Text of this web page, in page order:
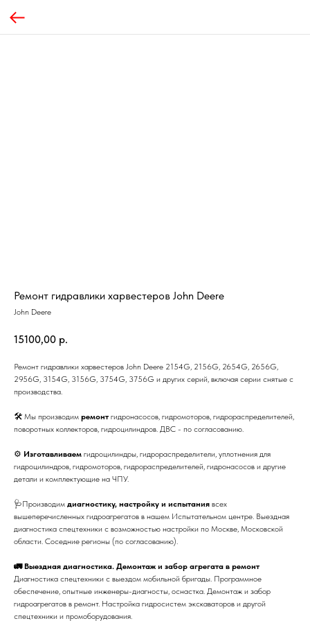
Ремонт гидравлики харвестеров John Deere
John Deere
15100,00 р.
Ремонт гидравлики харвестеров John Deere 2154G, 2156G, 2654G, 2656G,
2956G, 3154G, 3156G, 3754G, 3756G и других серий, включая серии снятые с
производства.
🛠 Мы производим ремонт гидронасосов, гидромоторов, гидрораспределителей,
поворотных коллекторов, гидроцилиндров. ДВС - по согласованию.
⚙ Изготавливаем гидроцилиндры, гидрораспределители, уплотнения для
гидроцилиндров, гидромоторов, гидрораспределителей, гидронасосов и другие
детали и комплектующие на ЧПУ.
🩺Производим диагностику, настройку и испытания всех
вышеперечисленных гидроагрегатов в нашем Испытательном центре. Выездная
диагностика спецтехники с возможностью настройки по Москве, Московской
области. Соседние регионы (по согласованию).
🚛 Выездная диагностика. Демонтаж и забор агрегата в ремонт
Диагностика спецтехники с выездом мобильной бригады. Программное
обеспечение, опытные инженеры-диагносты, оснастка. Демонтаж и забор
гидроагрегатов в ремонт. Настройка гидросистем экскаваторов и другой
спецтехники и промоборудования.